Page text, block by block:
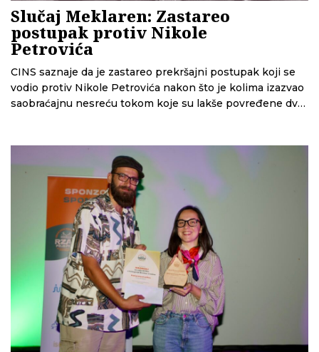
Slučaj Meklaren: Zastareo
postupak protiv Nikole
Petrovića
CINS saznaje da je zastareo prekršajni postupak koji se
vodio protiv Nikole Petrovića nakon što je kolima izazvao
saobraćajnu nesreću tokom koje su lakše povređene dve